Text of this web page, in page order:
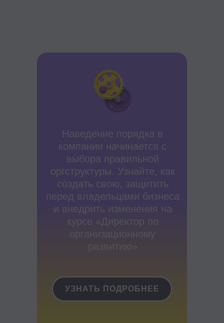
Наведение порядка в
компании начинается с
выбора правильной
оргструктуры. Узнайте, как
создать свою, защитить
перед владельцами бизнеса
и внедрить изменения на
курсе «Директор по
организационному
УЗНАТЬ ПОДРОБНЕЕ
Политика конфиденциальности
Сведения об образовательной организации
Стать преподавателем
Стать автором блога
Ⓒ 2026 Онлайн-школа topcareer Помогаем
добиться высокой зарплаты вне IT
Миссия и ценности